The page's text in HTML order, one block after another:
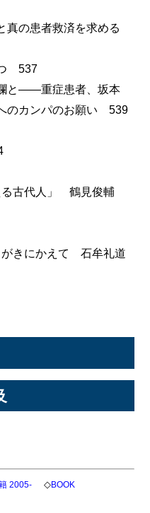
真の患者救済を求める
537
と――重症患者、坂本
のカンパのお願い 539
る古代人」 鶴見俊輔
きにかえて 石牟礼道
2005- ◇BOOK